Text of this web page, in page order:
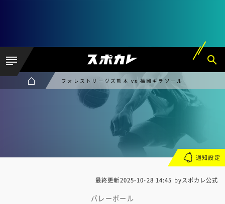
フォレストリーヴズ熊本 vs 福岡ギラソール
最終更新2025-10-28 14:45 byスポカレ公式
バレーボール
通知設定